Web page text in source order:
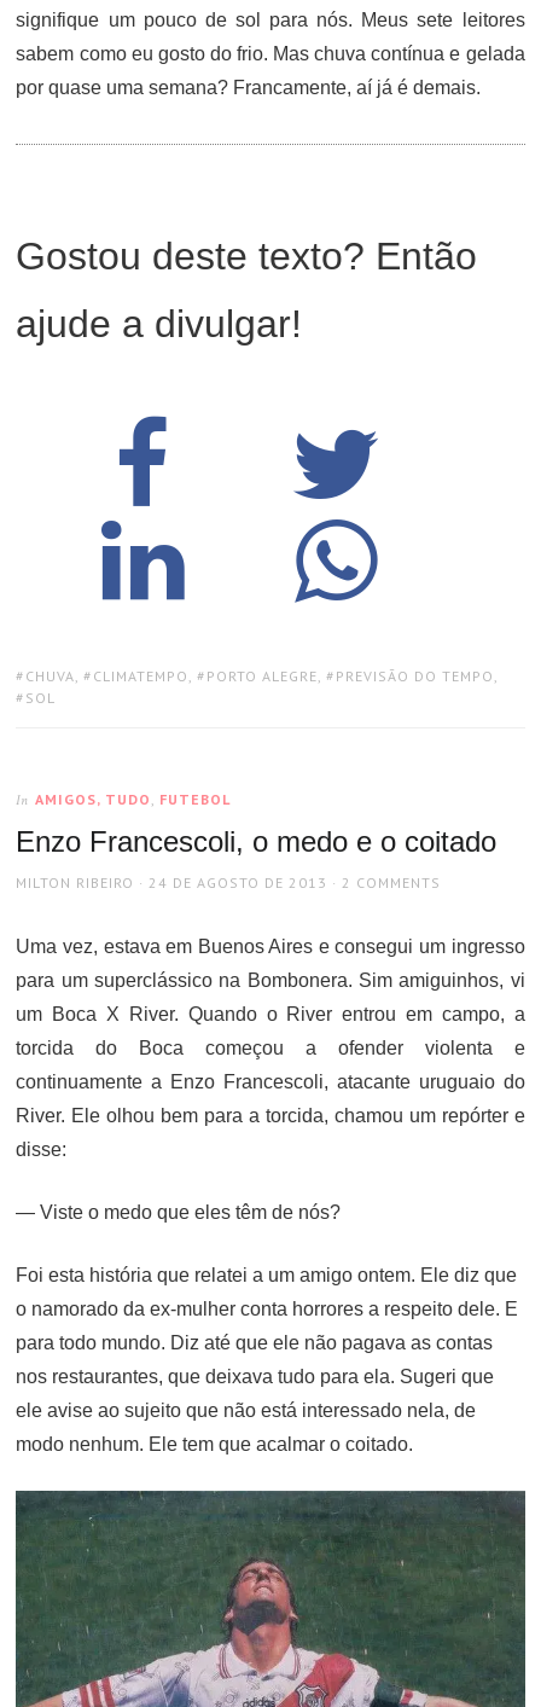
signifique um pouco de sol para nós. Meus sete leitores
sabem como eu gosto do frio. Mas chuva contínua e gelada
por quase uma semana? Francamente, aí já é demais.
Gostou deste texto? Então
ajude a divulgar!
TAGS:
CHUVA , CLIMATEMPO , PORTO ALEGRE , PREVISÃO DO TEMPO
SOL
In AMIGOS, TUDO FUTEBOL
Enzo Francescoli, o medo e o coitado
AUTHOR
MILTON RIBEIRO
POSTED
24 DE AGOSTO DE 2013 2 COMMENTS
Uma vez, estava em Buenos Aires e consegui um ingresso
para um superclássico na Bombonera. Sim amiguinhos, vi
um Boca X River. Quando o River entrou em campo, a
torcida do Boca começou a ofender violenta e
continuamente a Enzo Francescoli, atacante uruguaio do
River. Ele olhou bem para a torcida, chamou um repórter e
disse:
— Viste o medo que eles têm de nós?
Foi esta história que relatei a um amigo ontem. Ele diz que
o namorado da ex-mulher conta horrores a respeito dele. E
para todo mundo. Diz até que ele não pagava as contas
nos restaurantes, que deixava tudo para ela. Sugeri que
ele avise ao sujeito que não está interessado nela, de
modo nenhum. Ele tem que acalmar o coitado.